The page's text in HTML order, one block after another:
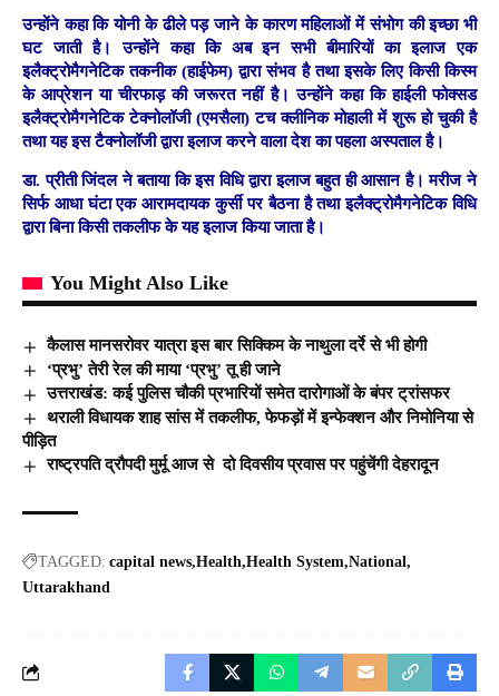
उन्होंने कहा कि योनी के ढीले पड़ जाने के कारण महिलाओं में संभोग की इच्छा भी
घट जाती है। उन्होंने कहा कि अब इन सभी बीमारियों का इलाज एक
इलैक्ट्रोमैगनेटिक तकनीक (हाईफेम) द्वारा संभव है तथा इसके लिए किसी किस्म
के आप्रेशन या चीरफाड़ की जरूरत नहीं है। उन्होंने कहा कि हाईली फोक्सड
इलैक्ट्रोमैगनेटिक टेक्नोलॉजी (एमसैला) टच क्लीनिक मोहाली में शुरू हो चुकी है
तथा यह इस टैक्नोलॉजी द्वारा इलाज करने वाला देश का पहला अस्पताल है।
डा. प्रीती जिंदल ने बताया कि इस विधि द्वारा इलाज बहुत ही आसान है। मरीज ने
सिर्फ आधा घंटा एक आरामदायक कुर्सी पर बैठना है तथा इलैक्ट्रोमैगनेटिक विधि
द्वारा बिना किसी तकलीफ के यह इलाज किया जाता है।
You Might Also Like
कैलास मानसरोवर यात्रा इस बार सिक्किम के नाथुला दर्रे से भी होगी
‘प्रभु’ तेरी रेल की माया ‘प्रभु’ तू ही जाने
उत्तराखंड: कई पुलिस चौकी प्रभारियों समेत दारोगाओं के बंपर ट्रांसफर
थराली विधायक शाह सांस में तकलीफ, फेफड़ों में इन्फेक्शन और निमोनिया से
पीड़ित
राष्ट्रपति द्रौपदी मुर्मू आज से दो दिवसीय प्रवास पर पहुंचेंगी देहरादून
TAGGED: capital news Health Health System National
Uttarakhand